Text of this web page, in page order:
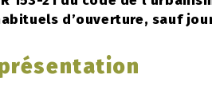
d’ouverture, sauf